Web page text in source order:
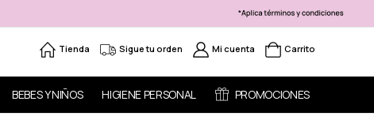
Tienda Sigue tu orden Mi cuenta Carrito
BEBES Y NIÑOS HIGIENE PERSONAL PROMOCIONES